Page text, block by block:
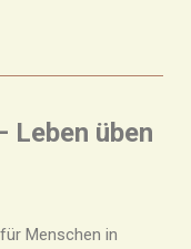
Leben üben
Menschen in